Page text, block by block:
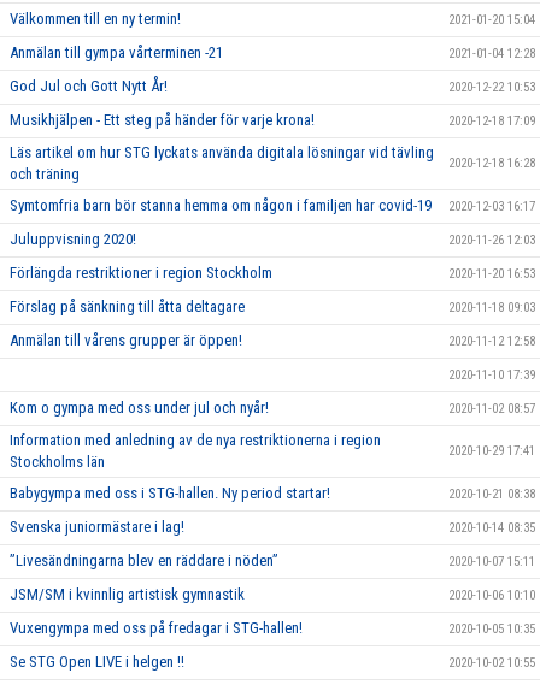
Välkommen till en ny termin! 2021-01-20 15:04
Anmälan till gympa vårterminen -21 2021-01-04 12:28
God Jul och Gott Nytt År! 2020-12-22 10:53
Musikhjälpen - Ett steg på händer för varje krona! 2020-12-18 17:09
Läs artikel om hur STG lyckats använda digitala lösningar vid tävling
och träning
2020-12-18 16:28
Symtomfria barn bör stanna hemma om någon i familjen har covid-19 2020-12-03 16:17
Juluppvisning 2020! 2020-11-26 12:03
Förlängda restriktioner i region Stockholm 2020-11-20 16:53
Förslag på sänkning till åtta deltagare 2020-11-18 09:03
Anmälan till vårens grupper är öppen! 2020-11-12 12:58
2020-11-10 17:39
Kom o gympa med oss under jul och nyår! 2020-11-02 08:57
Information med anledning av de nya restriktionerna i region
Stockholms län
2020-10-29 17:41
Babygympa med oss i STG-hallen. Ny period startar! 2020-10-21 08:38
Svenska juniormästare i lag! 2020-10-14 08:35
”Livesändningarna blev en räddare i nöden” 2020-10-07 15:11
JSM/SM i kvinnlig artistisk gymnastik 2020-10-06 10:10
Vuxengympa med oss på fredagar i STG-hallen! 2020-10-05 10:35
Se STG Open LIVE i helgen !! 2020-10-02 10:55